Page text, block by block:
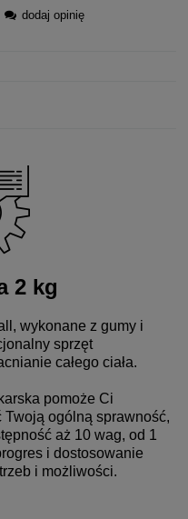
dodaj opinię
2 kg
wykonane z gumy i
sprzęt
całego ciała.
pomoże Ci
Twoją ogólną sprawność,
aż 10 wag, od 1
i dostosowanie
i możliwości.